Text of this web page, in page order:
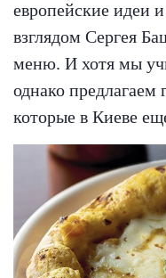
европейские идеи
взглядом Сергея
меню. И хотя мы
однако предлагаем
которые в Киеве